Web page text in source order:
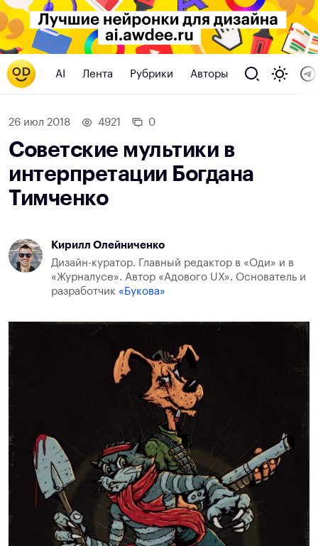
AI Лента Рубрики Авторы
26 июл 2018 4921 0
Советские мультики в
интерпретации Богдана
Тимченко
Кирилл Олейниченко
Дизайн-куратор. Главный редактор в «Оди» и в
«Журналусе». Автор «Адового UX». Основатель и
разработчик «Букова»